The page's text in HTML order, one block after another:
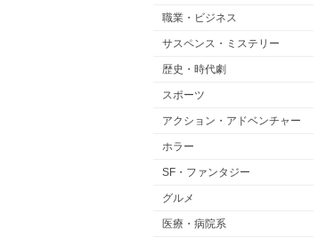
職業・ビジネス
サスペンス・ミステリー
歴史・時代劇
スポーツ
アクション・アドベンチャー
ホラー
SF・ファンタジー
グルメ
医療・病院系